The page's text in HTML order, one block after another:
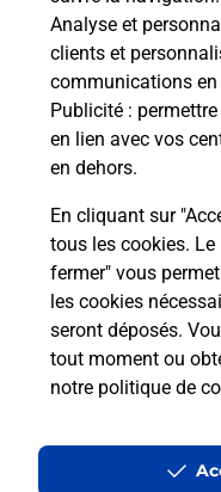
Analyse et
clients et
communications
Publicité :
en lien avec vos
en dehors.
En cliquant sur
tous les cookies.
fermer" vous
les cookies
seront déposés.
tout moment ou
notre politique de
Prochaine
1 Rue De La Croix
91890 Videlles
Localiser Liste Boîtes
Accessibilité :